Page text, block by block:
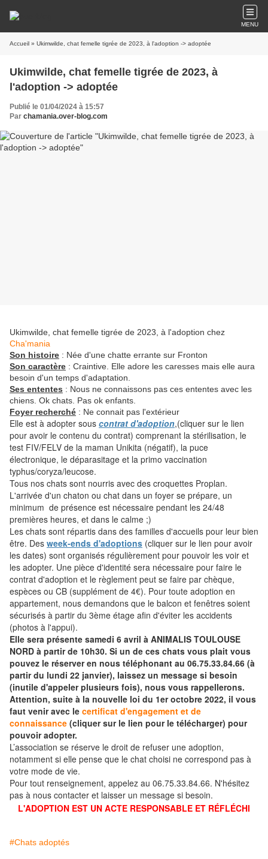
MENU
Accueil » Ukimwilde, chat femelle tigrée de 2023, à l'adoption -> adoptée
Ukimwilde, chat femelle tigrée de 2023, à
l'adoption -> adoptée
Publié le 01/04/2024 à 15:57
Par chamania.over-blog.com
Ukimwilde, chat femelle tigrée de 2023, à l'adoption chez
Cha'mania
Son histoire : Née d'une chatte errante sur Fronton
Son caractère : Craintive. Elle adore les caresses mais elle aura
besoin d'un temps d'adaptation.
Ses ententes : Nous ne connaissons pas ces ententes avec les
chiens. Ok chats. Pas ok enfants.
Foyer recherché : Ne connait pas l'extérieur
Elle est à adopter sous contrat d'adoption,(cliquer sur le lien
pour avoir le contenu du contrat) comprenant la stérilisation, le
test FIV/FELV de la maman Unikita (négatif), la puce
électronique, le déparasitage et la primo vaccination
typhus/coryza/leucose.
Tous nos chats sont nourris avec des croquettes Proplan.
L'arrivée d'un chaton ou chat dans un foyer se prépare, un
minimum de présence est nécessaire pendant les 24/48
premières heures, et dans le calme ;)
Les chats sont répartis dans des familles d'accueils pour leur bien
être. Des week-ends d'adoptions (cliquer sur le lien pour avoir
les dates) sont organisés régulièrement pour pouvoir les voir et
les adopter. Une pièce d'identité sera nécessaire pour faire le
contrat d'adoption et le règlement peut se faire par chèque,
espèces ou CB (supplément de 4€). Pour toute adoption en
appartement, nous demandons que le balcon et fenêtres soient
sécurisés à partir du 3ème étage afin d'éviter les accidents
(photos à l'appui).
Elle sera présente samedi 6 avril à ANIMALIS TOULOUSE
NORD à partir de 10h30. Si un de ces chats vous plait vous
pouvez le réserver en nous téléphonant au 06.75.33.84.66 (à
partir du lundi 22 janvier), laissez un message si besoin
(inutile d'appeler plusieurs fois), nous vous rappellerons.
Attention, suite à la nouvelle loi du 1er octobre 2022, il vous
faut venir avec le certificat d'engagement et de
connaissance (cliquer sur le lien pour le télécharger) pour
pouvoir adopter.
L’association se réserve le droit de refuser une adoption,
notamment si elle pense que le chat choisi ne correspond pas à
votre mode de vie.
Pour tout renseignement, appelez au 06.75.33.84.66. N'hésitez
pas à nous contacter et laisser un message si besoin.
L'ADOPTION EST UN ACTE RESPONSABLE ET RÉFLÉCHI
#Chats adoptés